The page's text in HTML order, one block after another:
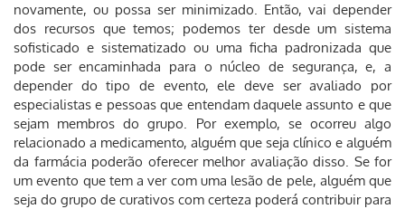
novamente, ou possa ser minimizado. Então, vai depender
dos recursos que temos; podemos ter desde um sistema
sofisticado e sistematizado ou uma ficha padronizada que
pode ser encaminhada para o núcleo de segurança, e, a
depender do tipo de evento, ele deve ser avaliado por
especialistas e pessoas que entendam daquele assunto e que
sejam membros do grupo. Por exemplo, se ocorreu algo
relacionado a medicamento, alguém que seja clínico e alguém
da farmácia poderão oferecer melhor avaliação disso. Se for
um evento que tem a ver com uma lesão de pele, alguém que
seja do grupo de curativos com certeza poderá contribuir para